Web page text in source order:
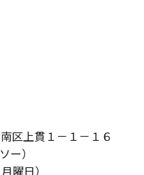
区上貫１－１－１６
ー）
曜日）